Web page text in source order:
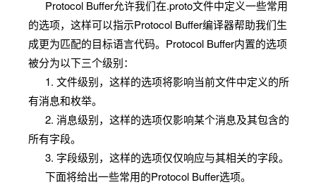
fixed64
uint64 if values
are often greater
than 2
uint64 long
sfixed3
2
Always four
bytes.
sfixed6
4
bytes.
int64 long
Protocol Buffer允许我们在.proto文件中定义一些常用
的选项，这样可以指示Protocol Buffer编译器帮助我们生
成更为匹配的目标语言代码。Protocol Buffer内置的选项
被分为以下三个级别：
1. 文件级别，这样的选项将影响当前文件中定义的所
有消息和枚举。
2. 消息级别，这样的选项仅影响某个消息及其包含的
所有字段。
3. 字段级别，这样的选项仅仅响应与其相关的字段。
下面将给出一些常用的Protocol Buffer选项。